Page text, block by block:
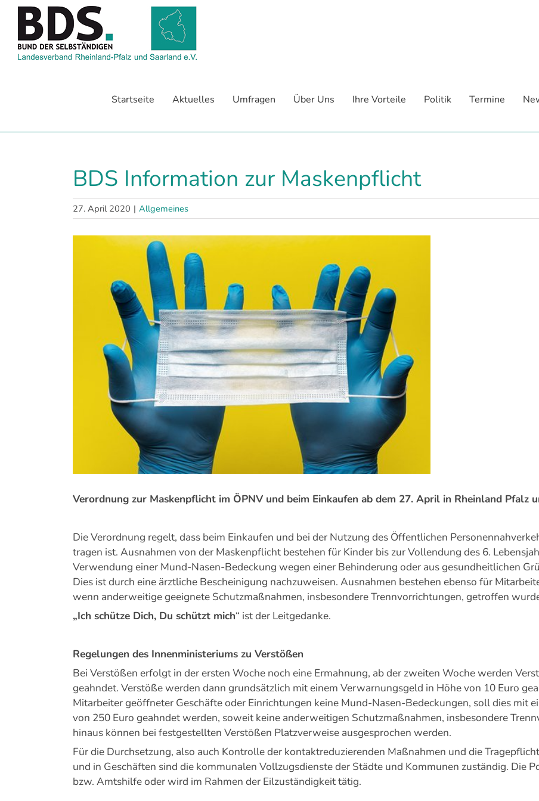
Zum
springen
Startseite Aktuelles Umfragen Über Uns Ihre Vorteile Politik Termine
BDS Information zur Maskenpflicht
27. April 2020 | Allgemeines
Verordnung zur Maskenpflicht im ÖPNV und beim Einkaufen ab dem 27. April in Rheinland Pfalz
Die Verordnung regelt, dass beim Einkaufen und bei der Nutzung des Öffentlichen
tragen ist. Ausnahmen von der Maskenpflicht bestehen für Kinder bis zur Vollendung des 6.
Verwendung einer Mund-Nasen-Bedeckung wegen einer Behinderung oder aus gesundheitlichen
Dies ist durch eine ärztliche Bescheinigung nachzuweisen. Ausnahmen bestehen ebenso für
wenn anderweitige geeignete Schutzmaßnahmen, insbesondere Trennvorrichtungen, getroffen
„Ich schütze Dich, Du schützt mich“ ist der Leitgedanke.
Regelungen des Innenministeriums zu Verstößen
Bei Verstößen erfolgt in der ersten Woche noch eine Ermahnung, ab der zweiten Woche werden
geahndet. Verstöße werden dann grundsätzlich mit einem Verwarnungsgeld in Höhe von 10 Euro
Mitarbeiter geöffneter Geschäfte oder Einrichtungen keine Mund-Nasen-Bedeckungen, soll dies mit
von 250 Euro geahndet werden, soweit keine anderweitigen Schutzmaßnahmen, insbesondere
hinaus können bei festgestellten Verstößen Platzverweise ausgesprochen werden.
Für die Durchsetzung, also auch Kontrolle der kontaktreduzierenden Maßnahmen und die
und in Geschäften sind die kommunalen Vollzugsdienste der Städte und Kommunen zuständig. Die
bzw. Amtshilfe oder wird im Rahmen der Eilzuständigkeit tätig.